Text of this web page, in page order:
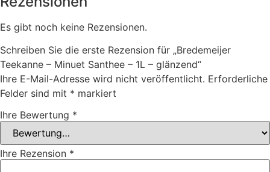
Es gibt noch keine Rezensionen.
Schreiben Sie die erste Rezension für „Bredemeijer
Teekanne – Minuet Santhee – 1L – glänzend“
Ihre E-Mail-Adresse wird nicht veröffentlicht. Erforderliche
Felder sind mit * markiert
Ihre Bewertung *
Ihre Rezension *